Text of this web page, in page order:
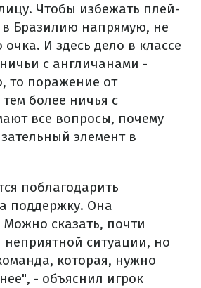
Чтобы избежать плей-
Бразилию напрямую, не
И здесь дело в классе
с англичанами -
то поражение от
более ничья с
все вопросы, почему
элемент в
поблагодарить
поддержку. Она
Можно сказать, почти
неприятной ситуации, но
которая, нужно
- объяснил игрок